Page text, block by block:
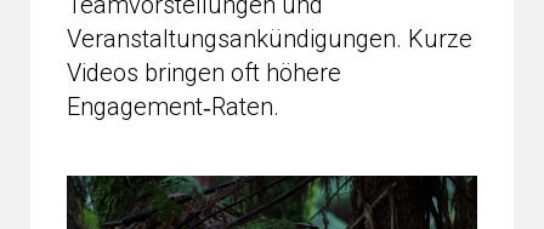
Veranstaltungsankündigungen. Kurze
Videos bringen oft höhere
Engagement‑Raten.